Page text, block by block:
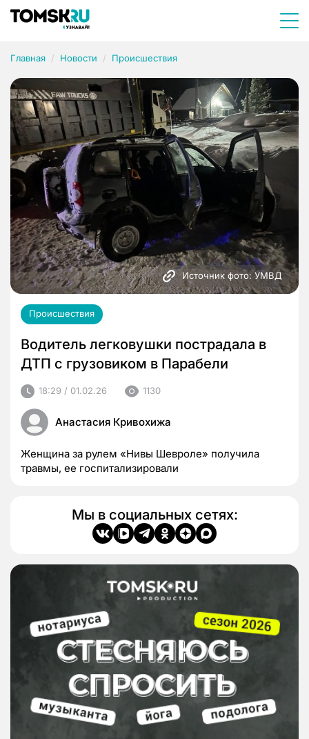
Главная Новости Происшествия
Источник фото: УМВД
Происшествия
Водитель легковушки пострадала в
ДТП с грузовиком в Парабели
18:29 / 01.02.26 1130
Анастасия Кривохижа
Женщина за рулем «Нивы Шевроле» получила
травмы, ее госпитализировали
Мы в социальных сетях: